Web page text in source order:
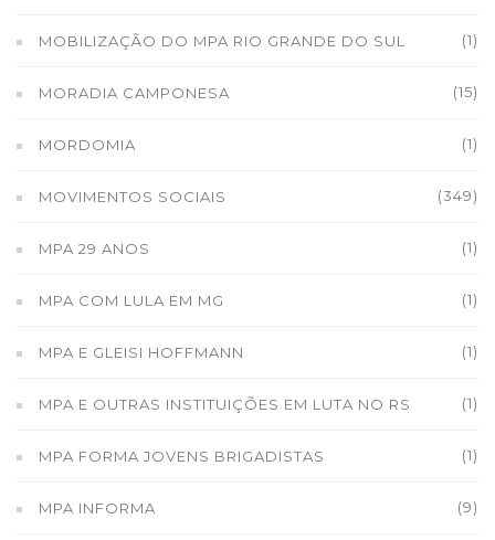
MOBILIZAÇÃO DO MPA RIO GRANDE DO SUL (1)
MORADIA CAMPONESA (15)
MORDOMIA (1)
MOVIMENTOS SOCIAIS (349)
MPA 29 ANOS (1)
MPA COM LULA EM MG (1)
MPA E GLEISI HOFFMANN (1)
MPA E OUTRAS INSTITUIÇÕES EM LUTA NO RS (1)
MPA FORMA JOVENS BRIGADISTAS (1)
MPA INFORMA (9)